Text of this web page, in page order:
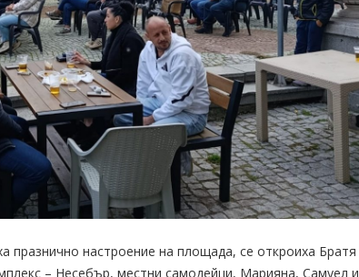
празнично настроение на площада, се откроиха Братя
– Несебър, местни самодейци, Марияна, Самуел и